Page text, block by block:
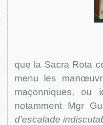
que la Sacra Rota
menu les
maçonniques,
notamment Mgr
d'escalade